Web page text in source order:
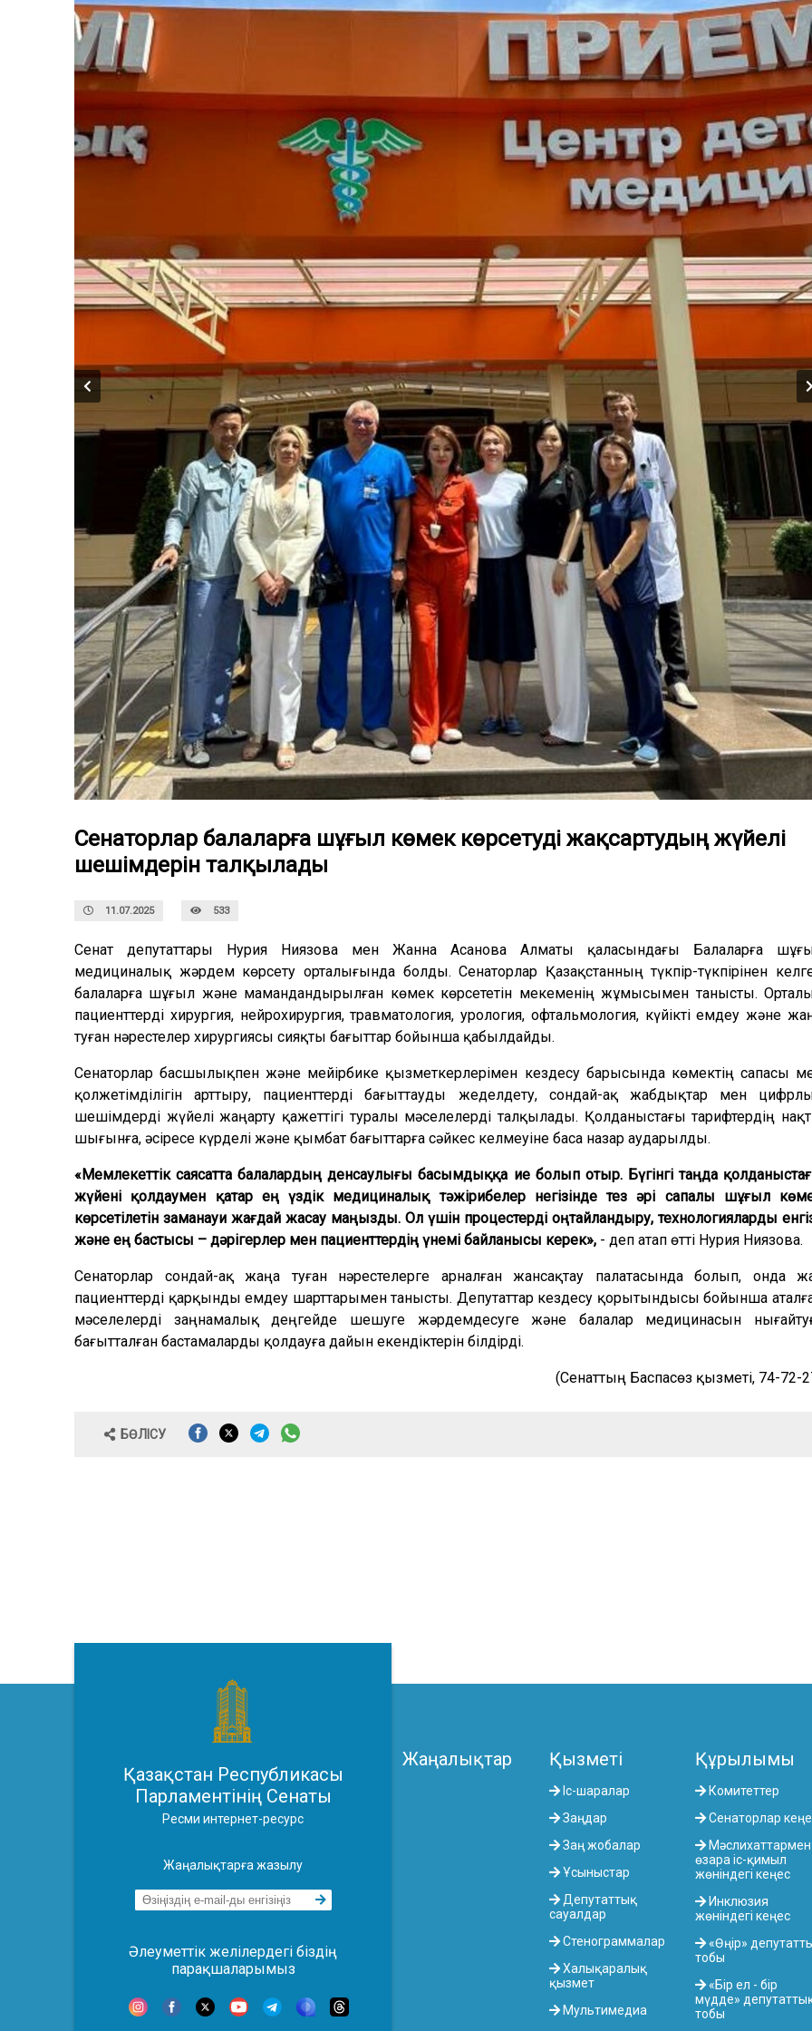
Сенаторлар балаларға шұғыл көмек көрсетуді жақсартудың жүйелі
шешімдерін талқылады
11.07.2025 533
Сенат депутаттары Нурия Ниязова мен Жанна Асанова Алматы қаласындағы Балаларға
медициналық жәрдем көрсету орталығында болды. Сенаторлар Қазақстанның түкпір-түкпірінен
балаларға шұғыл және мамандандырылған көмек көрсететін мекеменің жұмысымен танысты.
пациенттерді хирургия, нейрохирургия, травматология, урология, офтальмология, күйікті емдеу және
туған нәрестелер хирургиясы сияқты бағыттар бойынша қабылдайды.
Сенаторлар басшылықпен және мейірбике қызметкерлерімен кездесу барысында көмектің сапасы
қолжетімділігін арттыру, пациенттерді бағыттауды жеделдету, сондай-ақ жабдықтар мен
шешімдерді жүйелі жаңарту қажеттігі туралы мәселелерді талқылады. Қолданыстағы тарифтердің
шығынға, әсіресе күрделі және қымбат бағыттарға сәйкес келмеуіне баса назар аударылды.
«Мемлекеттік саясатта балалардың денсаулығы басымдыққа ие болып отыр. Бүгінгі таңда
жүйені қолдаумен қатар ең үздік медициналық тәжірибелер негізінде тез әрі сапалы шұғыл
көрсетілетін заманауи жағдай жасау маңызды. Ол үшін процестерді оңтайландыру, технологияларды
және ең бастысы – дәрігерлер мен пациенттердің үнемі байланысы керек», - деп атап өтті Нурия Ниязова.
Сенаторлар сондай-ақ жаңа туған нәрестелерге арналған жансақтау палатасында болып, онда
пациенттерді қарқынды емдеу шарттарымен танысты. Депутаттар кездесу қорытындысы бойынша
мәселелерді заңнамалық деңгейде шешуге жәрдемдесуге және балалар медицинасын
бағытталған бастамаларды қолдауға дайын екендіктерін білдірді.
(Сенаттың Баспасөз қызметі, 74-72-
БӨЛІСУ
Қазақстан Республикасы
Парламентінің Сенаты
Ресми интернет-ресурс
Жаңалықтарға жазылу
Әлеуметтік желілердегі біздің
парақшаларымыз
Жаңалықтар Қызметі
Іс-шаралар
Заңдар
Заң жобалар
Ұсыныстар
Депутаттық
сауалдар
Стенограммалар
Халықаралық
қызмет
Мультимедиа
Құрылымы
Комитеттер
Сенаторлар
Мәслихаттармен
өзара іс-қимыл
жөніндегі кеңес
Инклюзия
жөніндегі кеңес
«Өңір»
тобы
«Бір ел - бір
мүдде»
тобы